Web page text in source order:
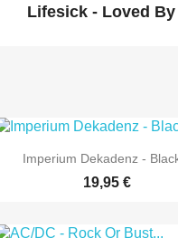
Lifesick - Loved
 Vorschau
Imperium Dekadenz -
19,95 €